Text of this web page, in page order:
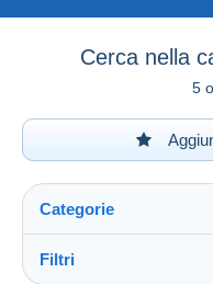
Cerca nella
5
Categorie
Filtri